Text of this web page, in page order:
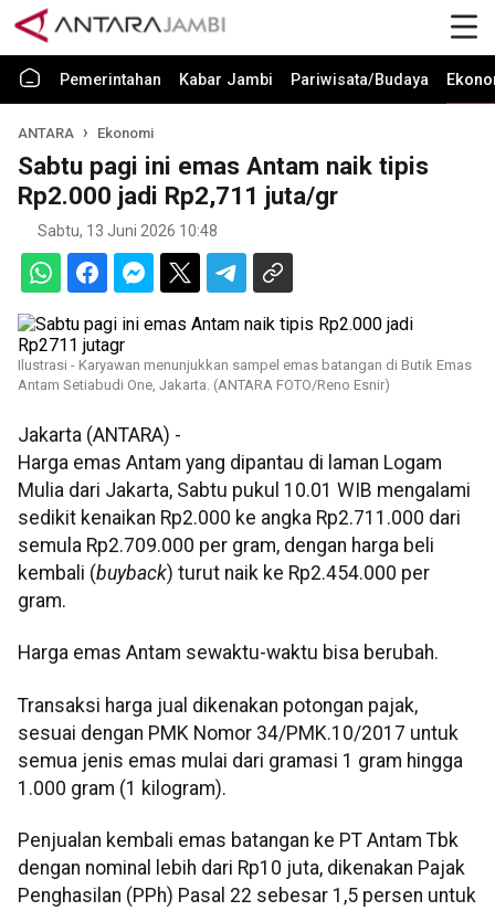
Pemerintahan Kabar Jambi Pariwisata/Budaya
ANTARA Ekonomi
Sabtu pagi ini emas Antam naik tipis
Rp2.000 jadi Rp2,711 juta/gr
Sabtu, 13 Juni 2026 10:48
Ilustrasi - Karyawan menunjukkan sampel emas batangan di Butik Emas
Antam Setiabudi One, Jakarta. (ANTARA FOTO/Reno Esnir)
Jakarta (ANTARA) -
Harga emas Antam yang dipantau di laman Logam
Mulia dari Jakarta, Sabtu pukul 10.01 WIB mengalami
sedikit kenaikan Rp2.000 ke angka Rp2.711.000 dari
semula Rp2.709.000 per gram, dengan harga beli
kembali (buyback) turut naik ke Rp2.454.000 per
gram.
Harga emas Antam sewaktu-waktu bisa berubah.
Transaksi harga jual dikenakan potongan pajak,
sesuai dengan PMK Nomor 34/PMK.10/2017 untuk
semua jenis emas mulai dari gramasi 1 gram hingga
1.000 gram (1 kilogram).
Penjualan kembali emas batangan ke PT Antam Tbk
dengan nominal lebih dari Rp10 juta, dikenakan Pajak
Penghasilan (PPh) Pasal 22 sebesar 1,5 persen untuk